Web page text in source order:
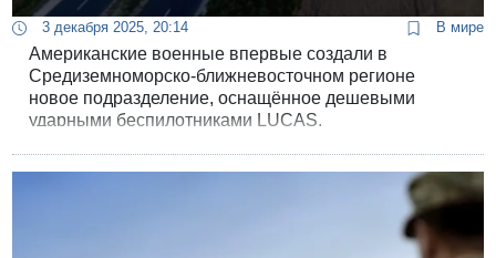
3 декабря 2025, 20:14 В мире
Американские военные впервые создали в
Средиземноморско-ближневосточном регионе
новое подразделение, оснащённое дешевыми
ударными беспилотниками LUCAS,